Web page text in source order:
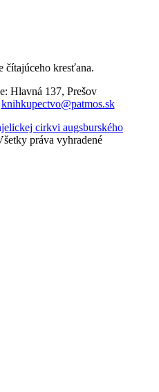
čítajúceho kresťana.
Hlavná 137, Prešov
knihkupectvo@patmos.sk
cirkvi augsburského
práva vyhradené